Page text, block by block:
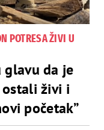
POTRESA ŽIVI U
glavu da je
živi i
početak”